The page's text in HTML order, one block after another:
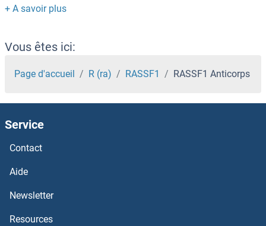
RASGRP1 Anticorps
RASGRF1 Anticorps
RASGEF1C Anticorps
RASGEF1B Anticorps
RASGEF1A Anticorps
RASD2 Anticorps
RASD1 Anticorps
Vous êtes ici:
Page d'accueil R (ra) RASSF1 RASSF1 Anticorps
Service
Contact
Aide
Newsletter
Resources